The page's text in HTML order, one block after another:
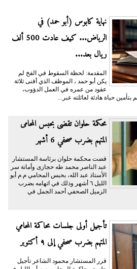
نهاية كابوس (أبو حمد) في
الرياض... كيف عادت 500 ألف
ريال بعد...
المقدمة: لحظة السقوط في الفخ لم
يكن أبو حمد ، الموظف الذي أفنى ثلاثة
عقود من عمره في العمل الدؤوب،
حياة هادئة لعائلته عبر...
محكمة حلوان تقضى بحبس المحامى
المتهم بضرب صحفي 6 أشهر
قضت محكمة حلوان برئاسة المستشار
عبد الناصر محمد طه حجازى وأمانة سر
الأستاذ عبد الله، بحبس المحامي م.م أبو
الليل ٦ أشهر وذلك في اتهامه بضرب
الزميل الصحفي أحمد الجمل في
تأجيل أولى جلسات محاكمة المحامي
المتهم بضرب صحفي إلى ٩ أكتوبر
قرر المستشار محمود الشاعر تأجيل